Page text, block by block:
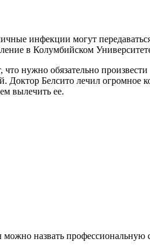
инфекции могут
в Колумбийском
нужно обязательно
Доктор Белсито лечил
вылечить ее.
назвать